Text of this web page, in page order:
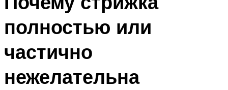
полностью или
частично
нежелательна